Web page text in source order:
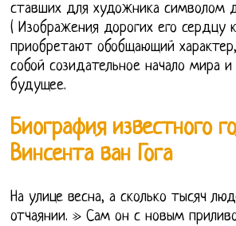
ставших для художника символом
( Изображения дорогих его сердцу
приобретают обобщающий
собой созидательное начало мира
будущее.
Биография известного
Винсента ван Гога
На улице весна, а сколько тысяч
отчаянии. » Сам он с новым